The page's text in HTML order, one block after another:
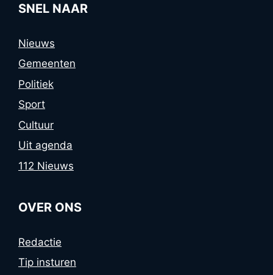
SNEL NAAR
Nieuws
Gemeenten
Politiek
Sport
Cultuur
Uit agenda
112 Nieuws
OVER ONS
Redactie
Tip insturen